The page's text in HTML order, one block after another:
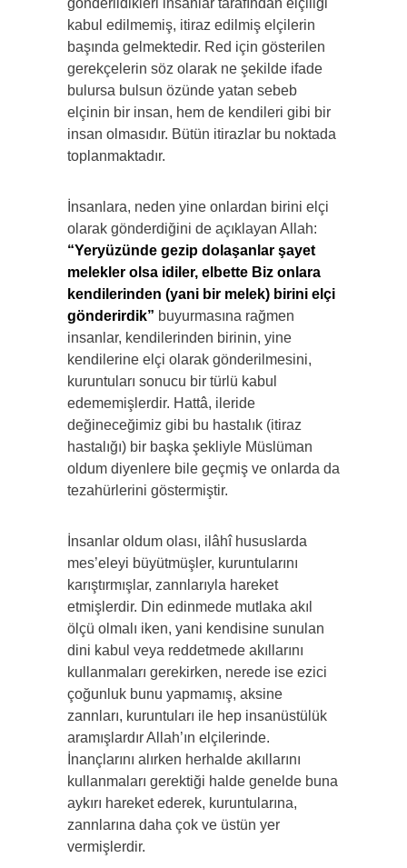
gönderildikleri insanlar tarafından elçiliği
kabul edilmemiş, itiraz edilmiş elçilerin
başında gelmektedir. Red için gösterilen
gerekçelerin söz olarak ne şekilde ifade
bulursa bulsun özünde yatan sebeb
elçinin bir insan, hem de kendileri gibi bir
insan olmasıdır. Bütün itirazlar bu noktada
toplanmaktadır.
İnsanlara, neden yine onlardan birini elçi
olarak gönderdiğini de açıklayan Allah:
“Yeryüzünde gezip dolaşanlar şayet
melekler olsa idiler, elbette Biz onlara
kendilerinden (yani bir melek) birini elçi
gönderirdik” buyurmasına rağmen
insanlar, kendilerinden birinin, yine
kendilerine elçi olarak gönderilmesini,
kuruntuları sonucu bir türlü kabul
edememişlerdir. Hattâ, ileride
değineceğimiz gibi bu hastalık (itiraz
hastalığı) bir başka şekliyle Müslüman
oldum diyenlere bile geçmiş ve onlarda da
tezahürlerini göstermiştir.
İnsanlar oldum olası, ilâhî hususlarda
mes’eleyi büyütmüşler, kuruntularını
karıştırmışlar, zannlarıyla hareket
etmişlerdir. Din edinmede mutlaka akıl
ölçü olmalı iken, yani kendisine sunulan
dini kabul veya reddetmede akıllarını
kullanmaları gerekirken, nerede ise ezici
çoğunluk bunu yapmamış, aksine
zannları, kuruntuları ile hep insanüstülük
aramışlardır Allah’ın elçilerinde.
İnançlarını alırken herhalde akıllarını
kullanmaları gerektiği halde genelde buna
aykırı hareket ederek, kuruntularına,
zannlarına daha çok ve üstün yer
vermişlerdir.